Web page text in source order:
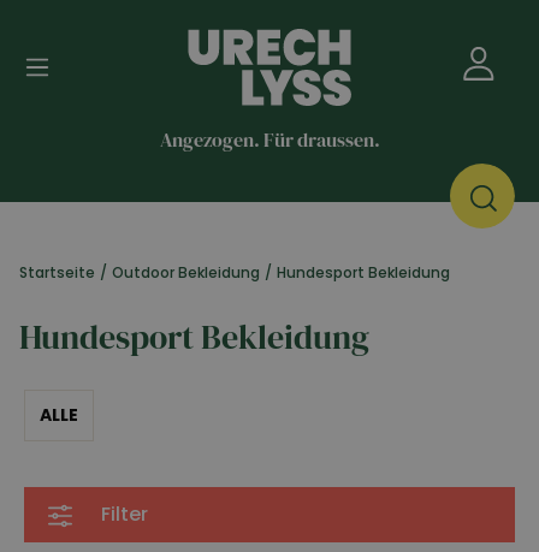
Angezogen. Für draussen.
Startseite / Outdoor Bekleidung / Hundesport Bekleidung
Hundesport Bekleidung
ALLE
Filter